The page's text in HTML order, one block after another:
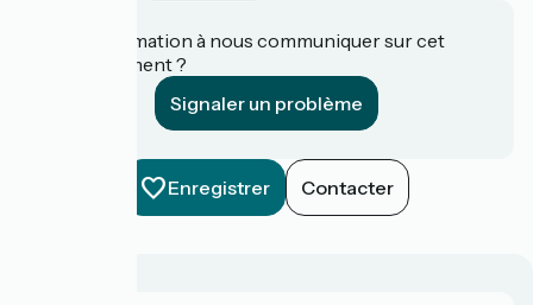
Une information à nous communiquer sur cet
établissement ?
Signaler un problème
Enregistrer Contacter